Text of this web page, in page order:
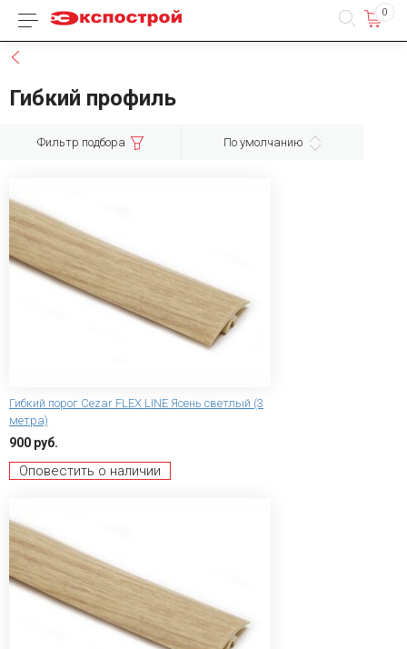
Каталог товаров 0
Гибкий профиль
Фильтр подбора По умолчанию
Гибкий порог Сezar FLEX LINE Ясень светлый (3
метра)
900 руб.
Оповестить о наличии